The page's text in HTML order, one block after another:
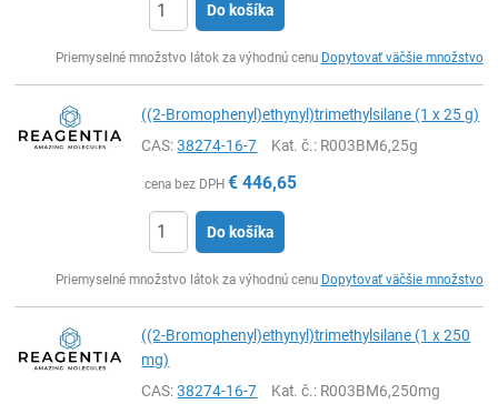
Do košíka
Priemyselné množstvo látok za výhodnú cenu Dopytovať väčšie množstvo
((2-Bromophenyl)ethynyl)trimethylsilane (1 x 25 g)
CAS:38274-16-7 Kat. č.: R003BM6,25g
cena bez DPH € 446,65
Do košíka
Priemyselné množstvo látok za výhodnú cenu Dopytovať väčšie množstvo
((2-Bromophenyl)ethynyl)trimethylsilane (1 x 250
mg)
CAS:38274-16-7 Kat. č.: R003BM6,250mg